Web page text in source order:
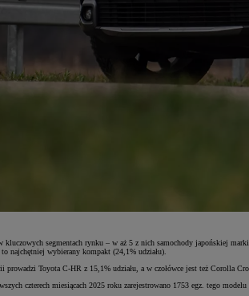
segmentach rynku – w aż 5 z nich samochody japońskiej
najchętniej wybierany kompakt (24,1% udziału).
Toyota C-HR z 15,1% udziału, a w czołówce jest też Corolla
czterech miesiącach 2025 roku zarejestrowano 1753 egz. tego